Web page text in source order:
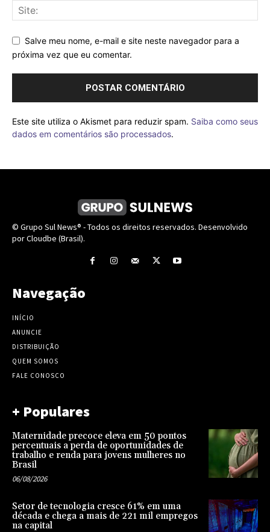
Salve meu nome, e-mail e site neste navegador para a
próxima vez que eu comentar.
Este site utiliza o Akismet para reduzir spam. Saiba como seus
dados em comentários são processados.
© Grupo Sul News® - Todos os direitos reservados. Desenvolvido
por Cloudbe (Brasil).
Navegação
INÍCIO
ANUNCIE
DISTRIBUIÇÃO
QUEM SOMOS
FALE CONOSCO
+ Populares
Maternidade precoce eleva em 50 pontos
percentuais a perda de oportunidades de
trabalho e renda para jovens mulheres no
Brasil
06/08/2026
Setor de tecnologia cresce 61% em uma
década e chega a mais de 221 mil empregos
na capital